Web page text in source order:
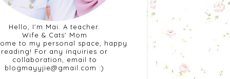
Hello, I'm Mai. A teacher.
Wife & Cats' Mom
to my personal space, happy
reading! For any inquiries or
collaboration, email to
blogmayyjie@gmail.com :)